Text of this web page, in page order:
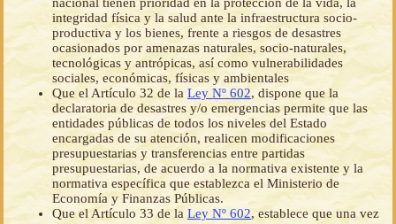
integridad física y la salud ante la infraestructura socio-
productiva y los bienes, frente a riesgos de desastres
ocasionados por amenazas naturales, socio-naturales,
tecnológicas y antrópicas, así como vulnerabilidades
sociales, económicas, físicas y ambientales
Que el Artículo 32 de la Ley Nº 602, dispone que la
declaratoria de desastres y/o emergencias permite que las
entidades públicas de todos los niveles del Estado
encargadas de su atención, realicen modificaciones
presupuestarias y transferencias entre partidas
presupuestarias, de acuerdo a la normativa existente y la
normativa específica que establezca el Ministerio de
Economía y Finanzas Públicas.
Que el Artículo 33 de la Ley Nº 602, establece que una vez